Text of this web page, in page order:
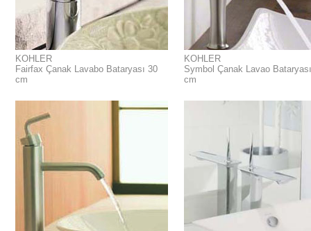
KOHLER
Fairfax Çanak Lavabo Bataryası 30
cm
KOHLER
Symbol Çanak Lavao
cm